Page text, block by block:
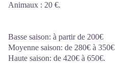
Animaux : 20 €.
Basse saison: à partir de 200€
Moyenne saison: de 280€ à 350€
Haute saison: de 420€ à 650€.